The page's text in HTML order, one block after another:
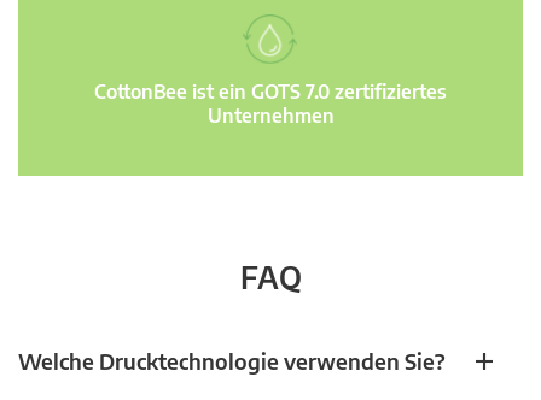
CottonBee ist ein GOTS 7.0 zertifiziertes
Unternehmen
FAQ
Welche Drucktechnologie verwenden Sie?